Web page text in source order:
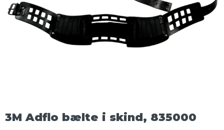
3M Adflo bælte i skind, 835000